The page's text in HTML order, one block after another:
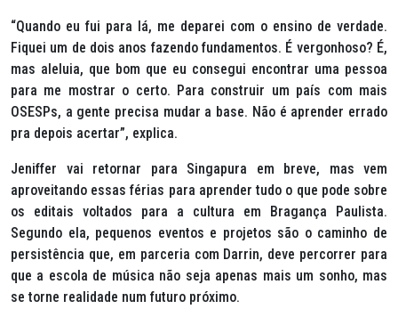
“Quando eu fui para lá, me deparei com o ensino de verdade.
Fiquei um de dois anos fazendo fundamentos. É vergonhoso? É,
mas aleluia, que bom que eu consegui encontrar uma pessoa
para me mostrar o certo. Para construir um país com mais
OSESPs, a gente precisa mudar a base. Não é aprender errado
pra depois acertar”, explica.
Jeniffer vai retornar para Singapura em breve, mas vem
aproveitando essas férias para aprender tudo o que pode sobre
os editais voltados para a cultura em Bragança Paulista.
Segundo ela, pequenos eventos e projetos são o caminho de
persistência que, em parceria com Darrin, deve percorrer para
que a escola de música não seja apenas mais um sonho, mas
se torne realidade num futuro próximo.